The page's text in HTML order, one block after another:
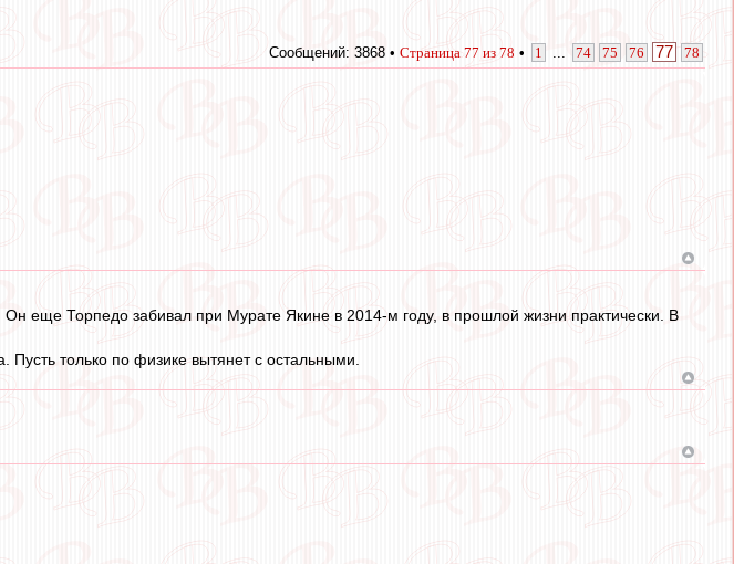
Сообщений: 3868 • Страница 77 из 78 • 1 74 75 76 77 78
еще Торпедо забивал при Мурате Якине в 2014-м году, в прошлой жизни практически. В
только по физике вытянет с остальными.